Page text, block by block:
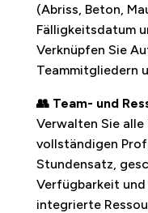
(Abriss, Beton,
Fälligkeitsdatum
Verknüpfen Sie
Teammitgliedern
👥 Team- und
Verwalten Sie
vollständigen
Stundensatz,
Verfügbarkeit
integrierte